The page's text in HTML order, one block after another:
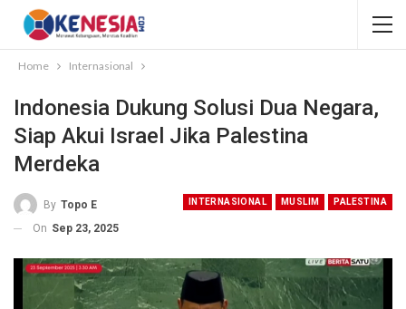
Home Internasional
Indonesia Dukung Solusi Dua Negara,
Siap Akui Israel Jika Palestina
Merdeka
INTERNASIONAL MUSLIM PALESTINA
By Topo E
On Sep 23, 2025